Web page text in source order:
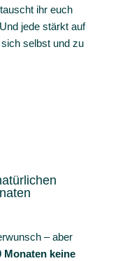
ihr euch
Und jede stärkt auf
selbst und zu
– aber
Monaten keine